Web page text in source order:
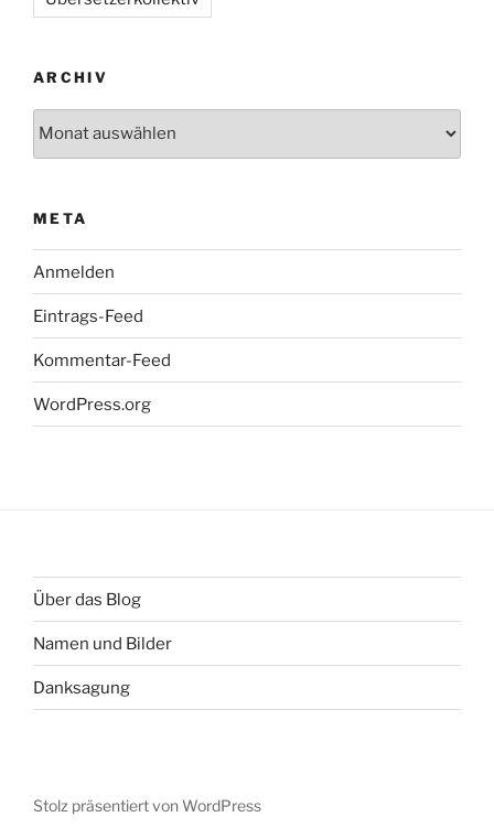
ARCHIV
META
Anmelden
Eintrags-Feed
Kommentar-Feed
WordPress.org
Über das Blog
Namen und Bilder
Danksagung
Stolz präsentiert von WordPress